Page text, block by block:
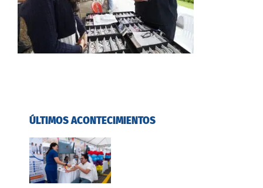
ÚLTIMOS ACONTECIMIENTOS